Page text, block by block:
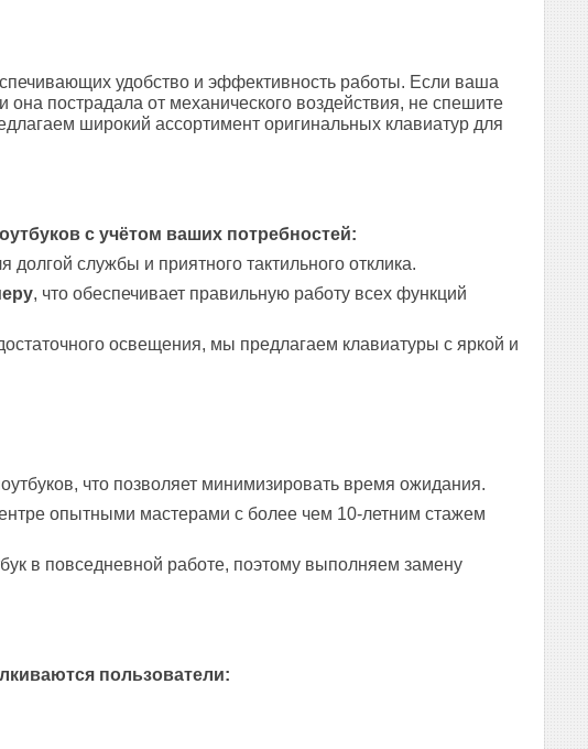
удобство и эффективность работы. Если ваша
пострадала от механического воздействия, не спешите
широкий ассортимент оригинальных клавиатур для
с учётом ваших потребностей:
службы и приятного тактильного отклика.
, что обеспечивает правильную работу всех функций
освещения, мы предлагаем клавиатуры с яркой и
что позволяет минимизировать время ожидания.
опытными мастерами с более чем 10-летним стажем
в повседневной работе, поэтому выполняем замену
пользователи: